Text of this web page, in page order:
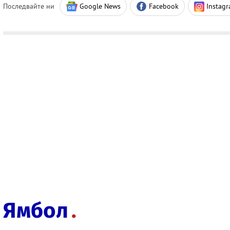
Последвайте ни Google News Facebook
Ямбол